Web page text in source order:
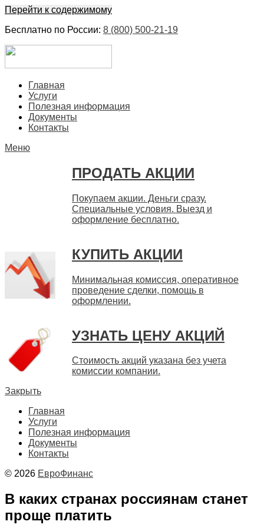
Перейти к содержимому
Бесплатно по России: 8 (800) 500-21-19
БыстроГлавная
Услуги
Полезная информация
Документы
Контакты
Меню
ПРОДАТЬ АКЦИИ
Покупаем акции. Деньги сразу.
Специальные условия. Выезд и
оформление бесплатно.
КУПИТЬ АКЦИИ
Минимальная комиссия, оперативное
проведение сделки, помощь в
оформлении.
УЗНАТЬ ЦЕНУ АКЦИЙ
Стоимость акций указана без учета
комиссии компании.
Закрыть
Главная
Услуги
Полезная информация
Документы
Контакты
© 2026 ЕвроФинанс
В каких странах россиянам станет
проще платить